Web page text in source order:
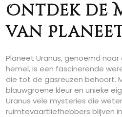
Ontdek de
van
Planeet Uranus, genoemd
hemel, is een fascinerende
die tot de gasreuzen behoort.
blauwgroene kleur en unieke
Uranus vele mysteries die
ruimtevaartliefhebbers blijven